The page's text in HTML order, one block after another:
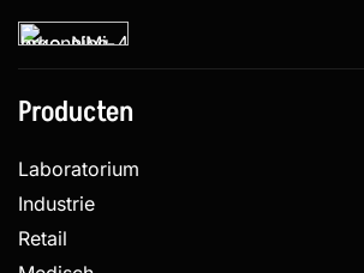
Producten
Laboratorium
Industrie
Retail